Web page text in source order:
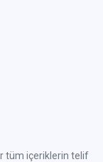
tüm içeriklerin telif